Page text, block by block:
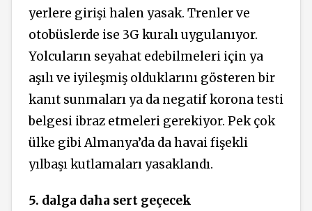
yerlere girişi halen yasak. Trenler ve
otobüslerde ise 3G kuralı uygulanıyor.
Yolcuların seyahat edebilmeleri için ya
aşılı ve iyileşmiş olduklarını gösteren bir
kanıt sunmaları ya da negatif korona testi
belgesi ibraz etmeleri gerekiyor. Pek çok
ülke gibi Almanya’da da havai fişekli
yılbaşı kutlamaları yasaklandı.
5. dalga daha sert geçecek